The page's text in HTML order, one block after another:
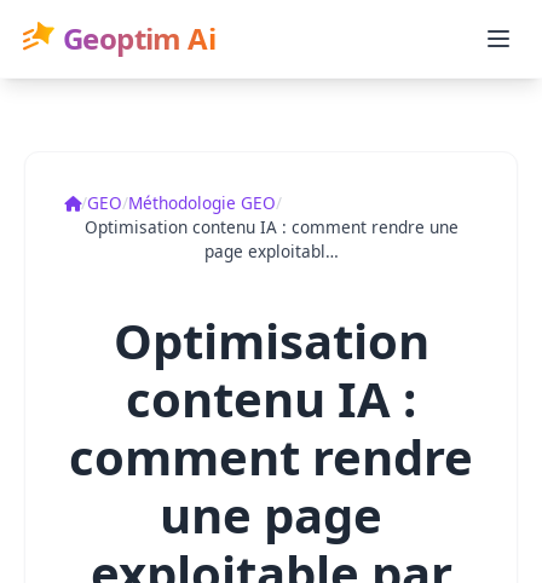
Geoptim Ai
Accueil
/GEO/Méthodologie GEO/
Optimisation contenu IA : comment rendre une
page exploitabl…
Optimisation
contenu IA :
comment rendre
une page